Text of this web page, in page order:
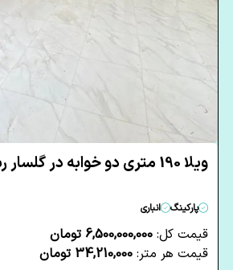
ویلا 190 متری دو خوابه در گلسار رشت
پارکینگ انباری
قیمت کل: 6,500,000,000 تومان
قیمت هر متر: 34,210,000 تومان